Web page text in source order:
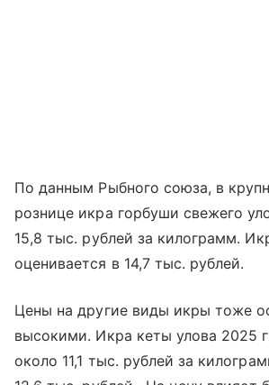
По данным Рыбного союза, в
рознице икра горбуши свежего
15,8 тыс. рублей за килограмм.
оценивается в 14,7 тыс. рублей.
Цены на другие виды икры тоже
высокими. Икра кеты улова 2025
около 11,1 тыс. рублей за